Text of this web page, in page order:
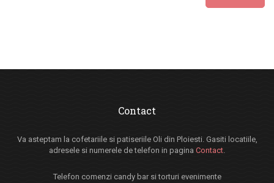
Contact
Va asteptam la cofetariile si patiseriile Oli din Ploiesti. Gasiti locatiile,
adresele si numerele de telefon in pagina Contact.
Telefon comenzi candy bar si torturi evenimente